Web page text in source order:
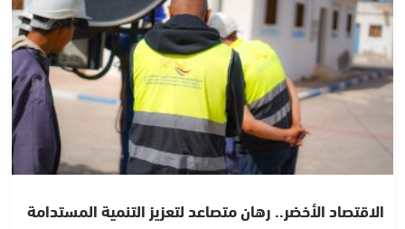
الاقتصاد الأخضر.. رهان متصاعد لتعزيز التنمية المستدامة